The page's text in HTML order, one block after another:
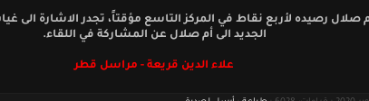
صلال رصيده لأربع نقاط في المركز التاسع مؤقتاً، تجدر الاشارة الى
الجديد الى أم صلال عن المشاركة في اللقاء.
علاء الدين قريعة - مراسل قطر